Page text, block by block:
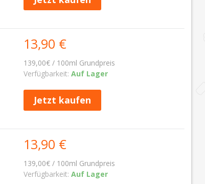
13,90 €
139,00€ / 100ml Grundpreis
Verfügbarkeit: Auf Lager
Jetzt kaufen
13,90 €
139,00€ / 100ml Grundpreis
Verfügbarkeit: Auf Lager